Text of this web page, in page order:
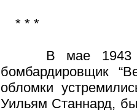
* * *
В мае 1943
бомбардировщик
обломки
Уильям Станнард,